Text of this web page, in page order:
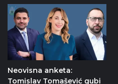
Neovisna anketa:
Tomislav Tomašević gubi